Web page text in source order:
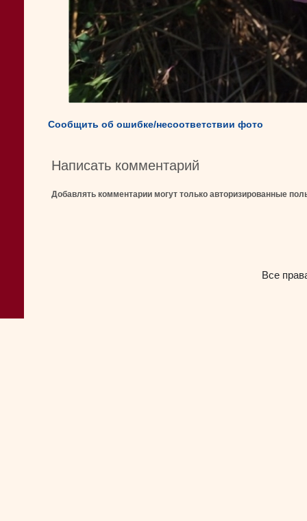
Сообщить об ошибке/несоответствии фото
Написать комментарий
Добавлять комментарии могут только авторизированные
Все